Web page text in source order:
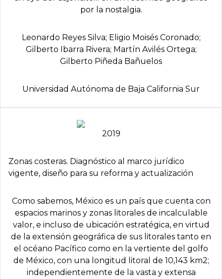
por la nostalgia.
Leonardo Reyes Silva; Eligio Moisés Coronado;
Gilberto Ibarra Rivera; Martín Avilés Ortega;
Gilberto Piñeda Bañuelos
Universidad Autónoma de Baja California Sur
2019
Zonas costeras. Diagnóstico al marco jurídico
vigente, diseño para su reforma y actualización
Como sabemos, México es un país que cuenta con
espacios marinos y zonas litorales de incalculable
valor, e incluso de ubicación estratégica, en virtud
de la extensión geográfica de sus litorales tanto en
el océano Pacífico como en la vertiente del golfo
de México, con una longitud litoral de 10,143 km2;
independientemente de la vasta y extensa